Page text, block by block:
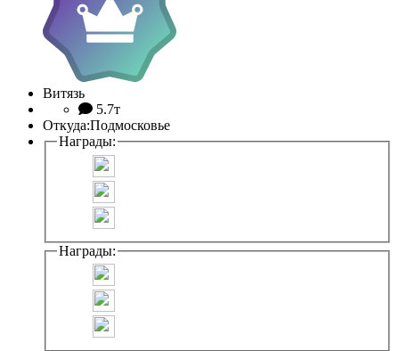
Витязь
5.7т
Откуда:Подмосковье
Награды:
Награды: